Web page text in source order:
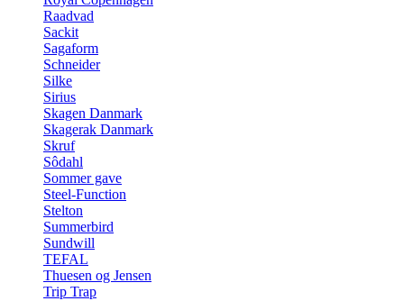
Raadvad
Sackit
Sagaform
Schneider
Silke
Sirius
Skagen Danmark
Skagerak Danmark
Skruf
Sôdahl
Sommer gave
Steel-Function
Stelton
Summerbird
Sundwill
TEFAL
Thuesen og Jensen
Trip Trap